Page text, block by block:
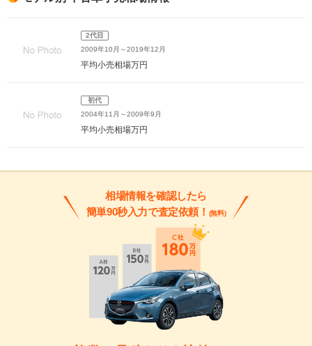
2代目
2009年10月～2019年12月
平均小売相場万円
初代
2004年11月～2009年9月
平均小売相場万円
相場情報を確認したら
簡単90秒入力で査定依頼！ (無料)